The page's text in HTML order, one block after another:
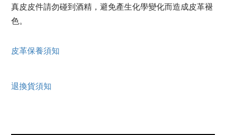
真皮皮件請勿碰到酒精，避免產生化學變化而造成皮革褪
色。
皮革保養須知
退換貨須知